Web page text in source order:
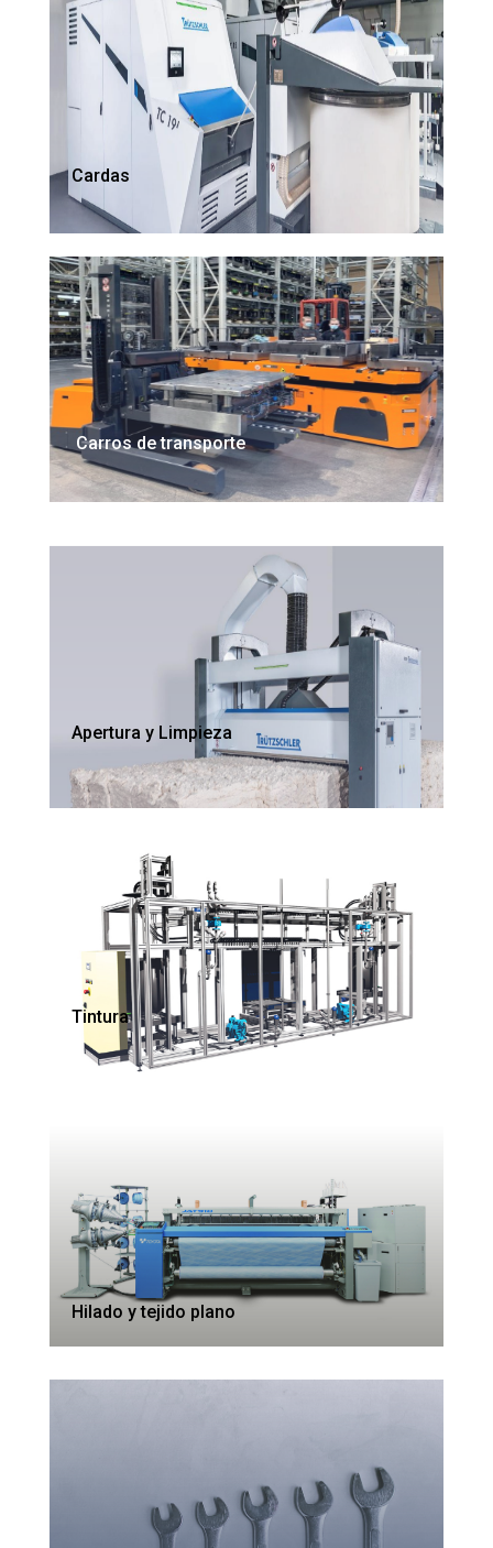
Cardas
Carros de transporte
Apertura y Limpieza
Tintura
Hilado y tejido plano